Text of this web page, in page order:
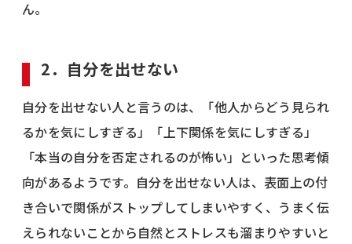
ん。
2．自分を出せない
自分を出せない人と言うのは、「他人からどう見られ
るかを気にしすぎる」「上下関係を気にしすぎる」
「本当の自分を否定されるのが怖い」といった思考傾
向があるようです。自分を出せない人は、表面上の付
き合いで関係がストップしてしまいやすく、うまく伝
えられないことから自然とストレスも溜まりやすいと